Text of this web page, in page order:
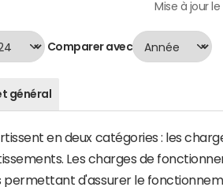
Mise à jour le
Comparer avec
général
en deux catégories : les
Les charges de
d'assurer le